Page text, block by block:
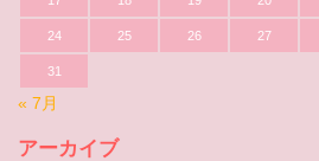
24 25 26 27
31
« 7月
アーカイブ